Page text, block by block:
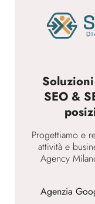
SEO &
Progettiamo e
attività e
Agency
Agenzia